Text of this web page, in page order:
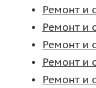
Ремонт и
Ремонт и
Ремонт и
Ремонт и
Ремонт и